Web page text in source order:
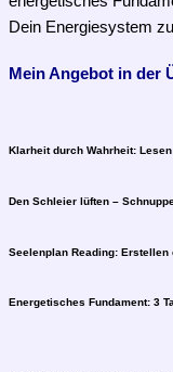
Dein Energiesystem
MeinAngebot in der
Klarheit durch Wahrheit:
Den Schleier lüften –
Seelenplan Reading:
Energetisches Fundament: 3